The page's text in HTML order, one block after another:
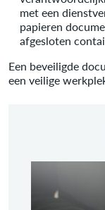
met een
papieren
afgesloten
Een beveiligde
een veilige